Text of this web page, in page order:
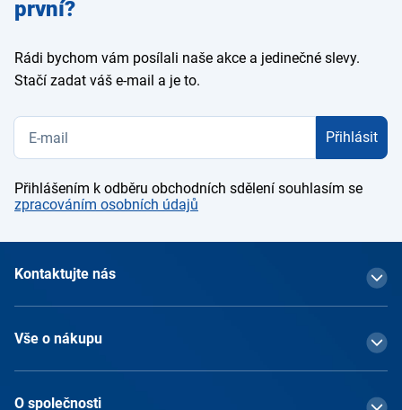
první?
Rádi bychom vám posílali naše akce a jedinečné slevy.
Stačí zadat váš e-mail a je to.
Přihlásit
Přihlášením k odběru obchodních sdělení souhlasím se
zpracováním osobních údajů
Kontaktujte nás
Vše o nákupu
O společnosti